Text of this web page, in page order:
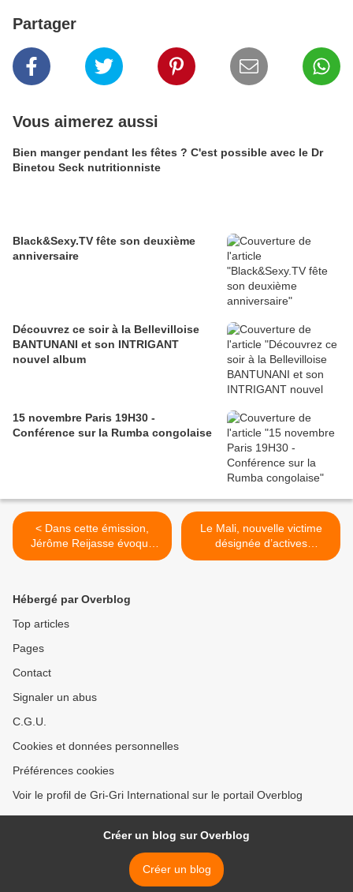
Partager
Vous aimerez aussi
Bien manger pendant les fêtes ? C'est possible avec le Dr
Binetou Seck nutritionniste
Black&Sexy.TV fête son deuxième
anniversaire
Découvrez ce soir à la Bellevilloise
BANTUNANI et son INTRIGANT
nouvel album
15 novembre Paris 19H30 -
Conférence sur la Rumba congolaise
< Dans cette émission,
Jérôme Reijasse évoque
les supporters du PSG (et
Le Mali, nouvelle victime
désignée d’actives
ingérences néocoloniales
Hébergé par Overblog
Top articles
Pages
Contact
Signaler un abus
C.G.U.
Cookies et données personnelles
Préférences cookies
Voir le profil de Gri-Gri International sur le portail Overblog
Créer un blog sur Overblog
Créer un blog